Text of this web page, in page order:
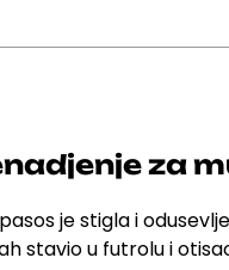
za
je stigla i
stavio u futrolu i